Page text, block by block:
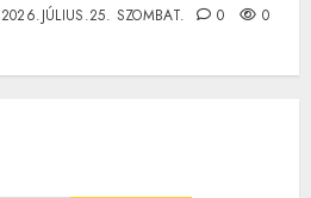
2026.JÚLIUS.25. SZOMBAT. 0 0